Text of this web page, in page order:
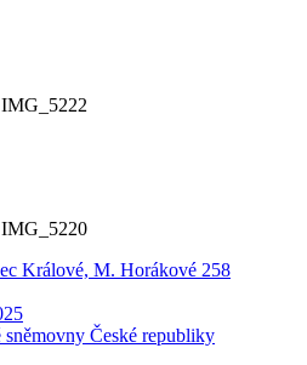
IMG_5222
IMG_5220
Králové, M. Horákové 258
sněmovny České republiky